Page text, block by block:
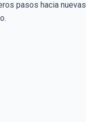
pasos hacia nuevas